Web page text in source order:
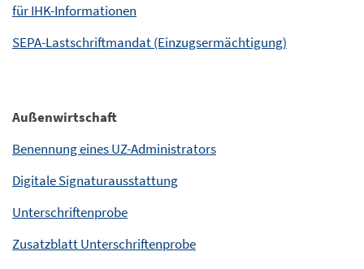
für IHK-Informationen
SEPA-Lastschriftmandat (Einzugsermächtigung)
Außenwirtschaft
Benennung eines UZ-Administrators
Digitale Signaturausstattung
Unterschriftenprobe
Zusatzblatt Unterschriftenprobe